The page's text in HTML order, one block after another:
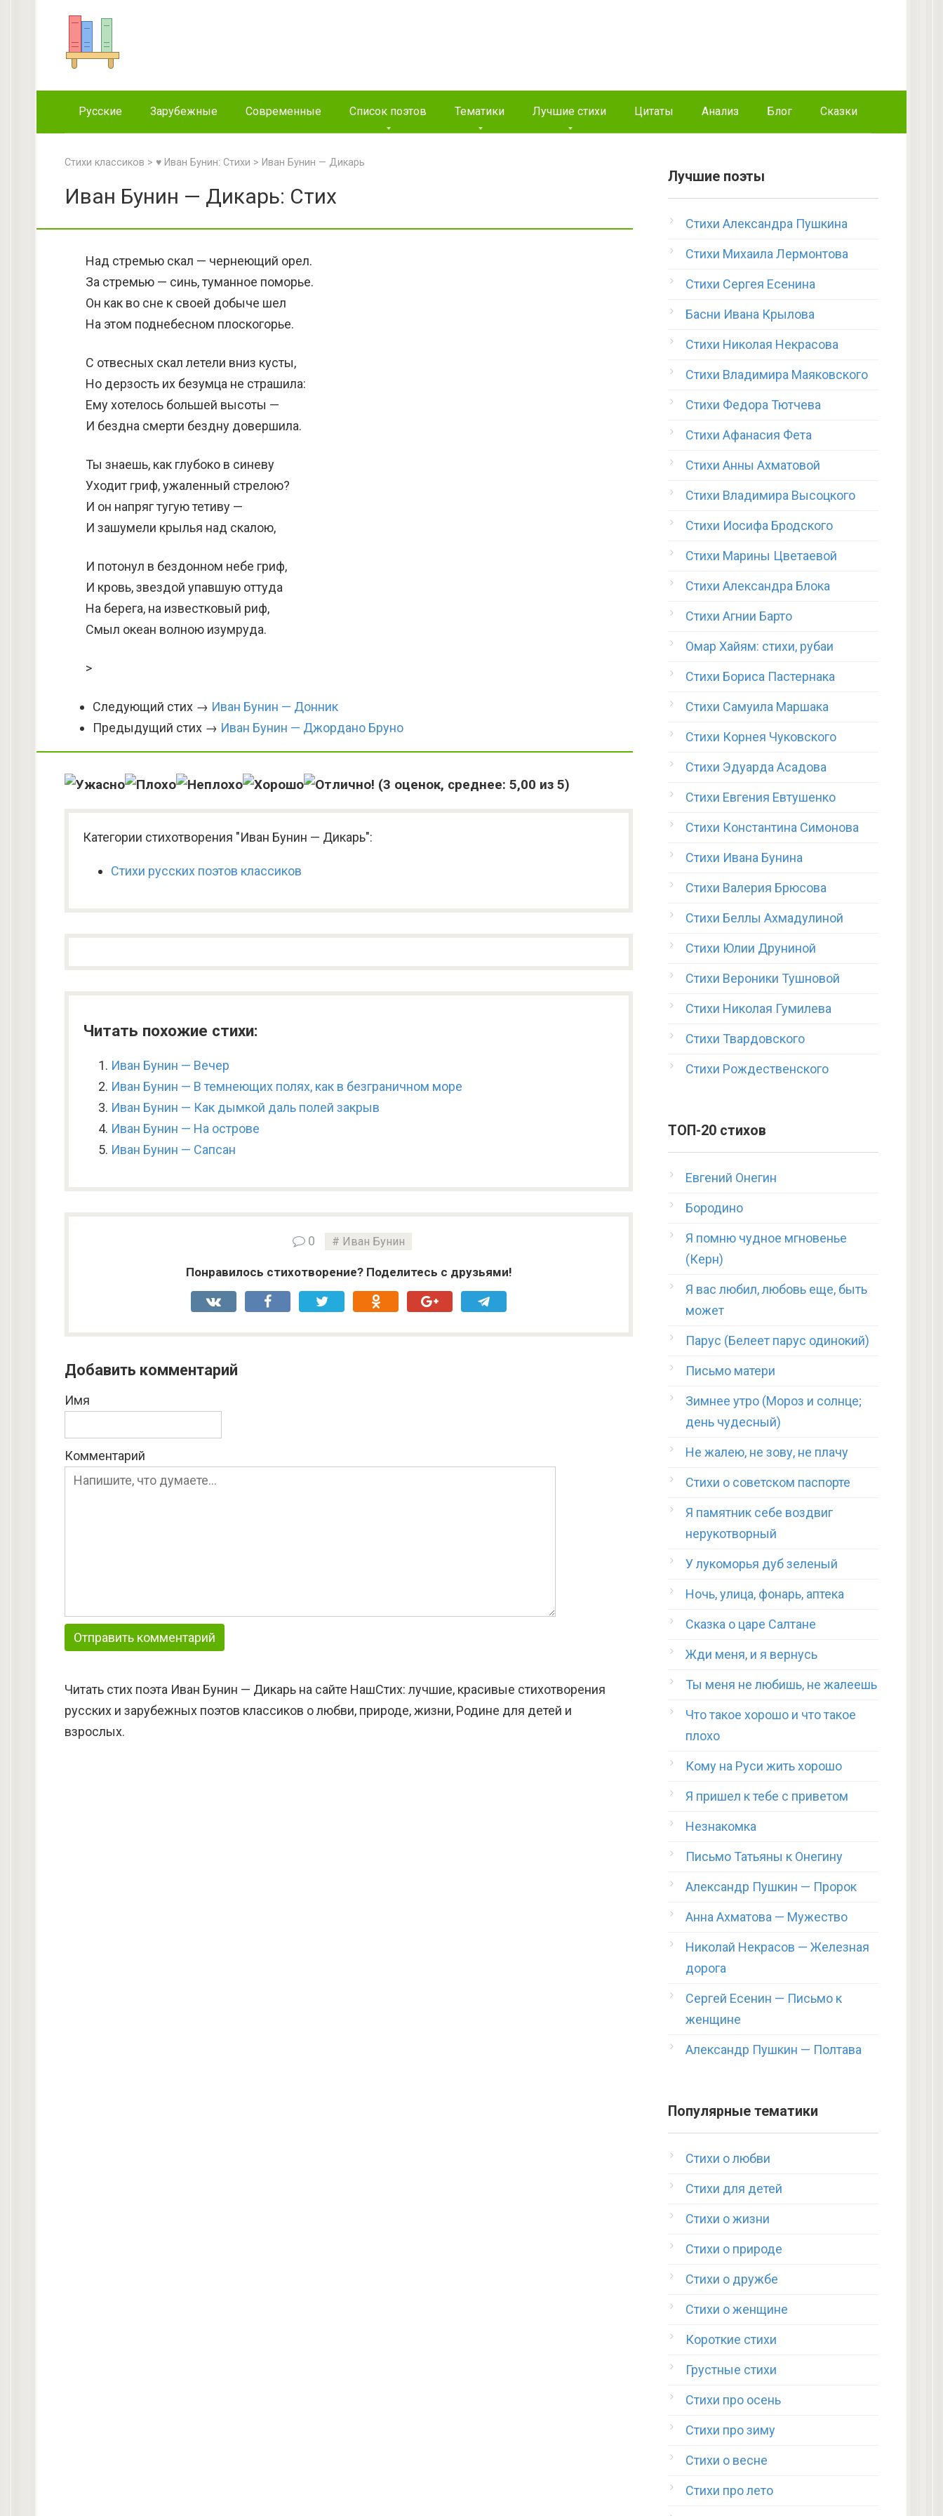
Русские Зарубежные Современные Список поэтов Тематики Лучшие стихи Цитаты Анализ Блог Сказки
Стихи классиков > ♥ Иван Бунин: Стихи > Иван Бунин — Дикарь
Иван Бунин — Дикарь: Стих
Над стремью скал — чернеющий орел.
За стремью — синь, туманное поморье.
Он как во сне к своей добыче шел
На этом поднебесном плоскогорье.
С отвесных скал летели вниз кусты,
Но дерзость их безумца не страшила:
Ему хотелось большей высоты —
И бездна смерти бездну довершила.
Ты знаешь, как глубоко в синеву
Уходит гриф, ужаленный стрелою?
И он напряг тугую тетиву —
И зашумели крылья над скалою,
И потонул в бездонном небе гриф,
И кровь, звездой упавшую оттуда
На берега, на известковый риф,
Смыл океан волною изумруда.
>
Следующий стих → Иван Бунин — Донник
Предыдущий стих → Иван Бунин — Джордано Бруно
(3 оценок, среднее: 5,00 из 5)
Категории стихотворения "Иван Бунин — Дикарь":
Стихи русских поэтов классиков
Читать похожие стихи:
Иван Бунин — Вечер
Иван Бунин — В темнеющих полях, как в безграничном море
Иван Бунин — Как дымкой даль полей закрыв
Иван Бунин — На острове
Иван Бунин — Сапсан
0 Иван Бунин
Понравилось стихотворение? Поделитесь с друзьями!
Добавить комментарий
Имя
Комментарий
Читать стих поэта Иван Бунин — Дикарь на сайте НашСтих: лучшие, красивые стихотворения
русских и зарубежных поэтов классиков о любви, природе, жизни, Родине для детей и
взрослых.
Лучшие поэты
Стихи Александра Пушкина
Стихи Михаила Лермонтова
Стихи Сергея Есенина
Басни Ивана Крылова
Стихи Николая Некрасова
Стихи Владимира Маяковского
Стихи Федора Тютчева
Стихи Афанасия Фета
Стихи Анны Ахматовой
Стихи Владимира Высоцкого
Стихи Иосифа Бродского
Стихи Марины Цветаевой
Стихи Александра Блока
Стихи Агнии Барто
Омар Хайям: стихи, рубаи
Стихи Бориса Пастернака
Стихи Самуила Маршака
Стихи Корнея Чуковского
Стихи Эдуарда Асадова
Стихи Евгения Евтушенко
Стихи Константина Симонова
Стихи Ивана Бунина
Стихи Валерия Брюсова
Стихи Беллы Ахмадулиной
Стихи Юлии Друниной
Стихи Вероники Тушновой
Стихи Николая Гумилева
Стихи Твардовского
Стихи Рождественского
ТОП-20 стихов
Евгений Онегин
Бородино
Я помню чудное мгновенье
(Керн)
Я вас любил, любовь еще, быть
может
Парус (Белеет парус одинокий)
Письмо матери
Зимнее утро (Мороз и солнце;
день чудесный)
Не жалею, не зову, не плачу
Стихи о советском паспорте
Я памятник себе воздвиг
нерукотворный
У лукоморья дуб зеленый
Ночь, улица, фонарь, аптека
Сказка о царе Салтане
Жди меня, и я вернусь
Ты меня не любишь, не жалеешь
Что такое хорошо и что такое
плохо
Кому на Руси жить хорошо
Я пришел к тебе с приветом
Незнакомка
Письмо Татьяны к Онегину
Александр Пушкин — Пророк
Анна Ахматова — Мужество
Николай Некрасов — Железная
дорога
Сергей Есенин — Письмо к
женщине
Александр Пушкин — Полтава
Популярные тематики
Стихи о любви
Стихи для детей
Стихи о жизни
Стихи о природе
Стихи о дружбе
Стихи о женщине
Короткие стихи
Грустные стихи
Стихи про осень
Стихи про зиму
Стихи о весне
Стихи про лето